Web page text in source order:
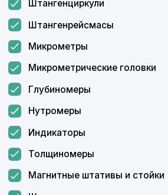
Особое место в работе компании занимает
деятельность по изготовлению нестандартных
Изготавливаем
нестандартные
измерительные
инструменты
«ФерроИзмерения» зарекомендовала себя
как надежный и стабильный партнер по
поставкам инструмента и средств контроля.